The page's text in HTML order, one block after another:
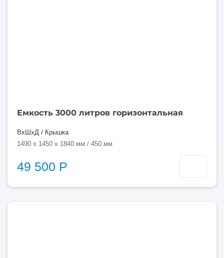
Емкость 3000 литров горизонтальная
ВхШхД / Крышка
1490 x 1450 x 1840 мм / 450 мм
49 500 Р